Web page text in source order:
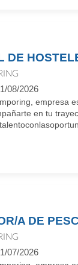
DE
08/2026
empresa
en tu
A DE
07/2026